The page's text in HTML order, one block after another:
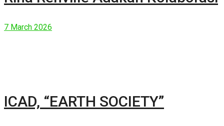
7 March 2026
ICAD, “EARTH SOCIETY”